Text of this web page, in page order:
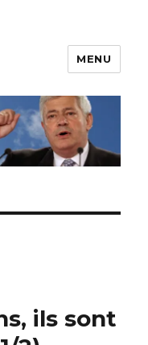
MENU
ils sont